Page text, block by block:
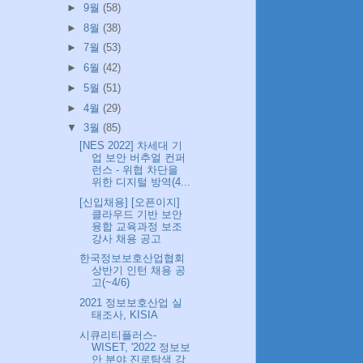
► 9월 (58)
► 8월 (38)
► 7월 (53)
► 6월 (42)
► 5월 (51)
► 4월 (29)
▼ 3월 (85)
[NES 2022] 차세대 기
업 보안 버추얼 컨퍼
런스 - 위협 차단을
위한 디지털 방역(4...
[신입채용] [오픈이지]
클라우드 기반 보안
융합 교육과정 보조
강사 채용 공고
한국정보보호산업협회
상반기 인턴 채용 공
고(~4/6)
2021 정보보호산업 실
태조사, KISIA
시큐리티플러스-
WISET, '2022 정보보
안 분야 진로탐색 강